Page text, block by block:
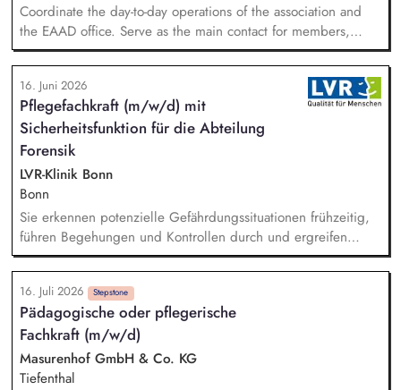
Coordinate the day-to-day operations of the association and
the EAAD office. Serve as the main contact for members,
partners and general enquiries. Support the Board of
Directors by organising meetings, preparing documents and
following up on decisions. Coordinate the association's
website, newsletters and social media. Support awareness
campaigns and communication activities. Coordinate and
develop EAAD's fundraising activities.
16. Juni 2026
Pflegefachkraft (m/w/d) mit
Sicherheitsfunktion für die Abteilung
Forensik
LVR-Klinik Bonn
Bonn
Sie erkennen potenzielle Gefährdungssituationen frühzeitig,
führen Begehungen und Kontrollen durch und ergreifen
geeignete Maßnahmen bei festgestellten Mängeln. Relevante
Beobachtungen dokumentieren Sie und entwickeln daraus
nachhaltig Sicherheits- und Präventionskonzepte. In Ihrer
Funktion arbeiten Sie eng mit externen Partnern wie Polizei,
Feuerwehr und der zuständigen Aufsichtsbehörde zusammen.
16. Juli 2026 Stepstone
Pädagogische oder pflegerische
Fachkraft (m/w/d)
Masurenhof GmbH & Co. KG
Tiefenthal